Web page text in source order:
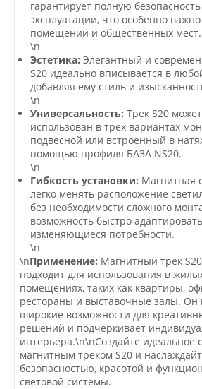
гарантирует полную
эксплуатации, что особенно
помещений и общественных мест.
\n
Эстетика: Элегантный и
S20 идеально вписывается в
добавляя ему стиль и
\n
Универсальность: Трек S20
использован в трех вариантах
подвесной или встроенный в
помощью профиля БАЗА NS20.
\n
Гибкость установки: Магнитная
легко менять расположение
без необходимости сложного
возможность быстро
изменяющиеся потребности.
\n
\nПрименение: Магнитный трек
подходит для использования в
помещениях, таких как квартиры,
рестораны и выставочные залы. Он
широкие возможности для
решений и подчеркивает
интерьера.\n\nСоздайте идеальное
магнитным треком S20 и
безопасностью, красотой и
световой системы.